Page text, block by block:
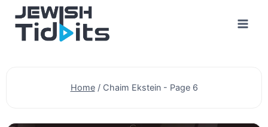
content
Home / Chaim Ekstein- Page 6